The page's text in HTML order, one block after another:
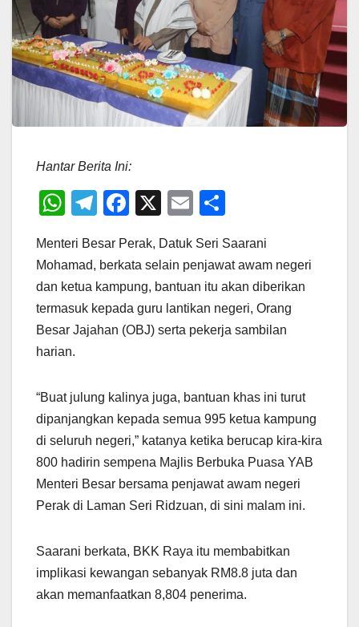
Hantar Berita Ini:
W
at
s
A
p
p
T
e
gr
a
m
F
c
e
b
o
X
E
ail ar
e
Menteri Besar Perak, Datuk Seri Saarani
Mohamad, berkata selain penjawat awam negeri
dan ketua kampung, bantuan itu akan diberikan
termasuk kepada guru lantikan negeri, Orang
Besar Jajahan (OBJ) serta pekerja sambilan
harian.
“Buat julung kalinya juga, bantuan khas ini turut
dipanjangkan kepada semua 995 ketua kampung
di seluruh negeri,” katanya ketika berucap kira-kira
800 hadirin sempena Majlis Berbuka Puasa YAB
Menteri Besar bersama penjawat awam negeri
Perak di Laman Seri Ridzuan, di sini malam ini.
Saarani berkata, BKK Raya itu membabitkan
implikasi kewangan sebanyak RM8.8 juta dan
akan memanfaatkan 8,804 penerima.